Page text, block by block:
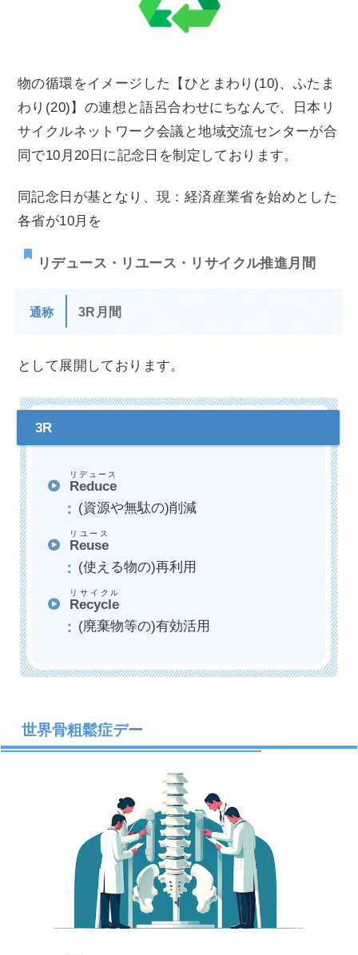
物の循環をイメージした【ひとまわり(10)、ふたま
わり(20)】の連想と語呂合わせにちなんで、日本リ
サイクルネットワーク会議と地域交流センターが合
同で10月20日に記念日を制定しております。
同記念日が基となり、現：経済産業省を始めとした
各省が10月を
リデュース・リユース・リサイクル推進月間
通称 3R月間
として展開しております。
Reduce
リデュース
(資源や無駄の)削減
Reuse
リユース
(使える物の)再利用
Recycle
リサイクル
(廃棄物等の)有効活用
世界骨粗鬆症デー